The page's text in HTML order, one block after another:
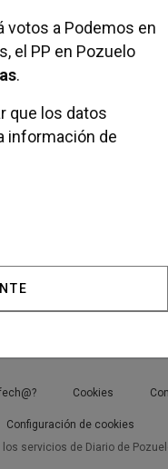
votos a Podemos en
el PP en Pozuelo
.
que los datos
información de
MILLONES DE
SIGUIENTE: EL PP
Cookies
Configuración de cookies
servicios de Diario de